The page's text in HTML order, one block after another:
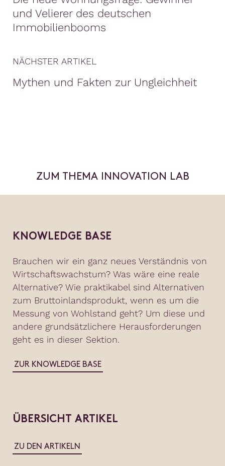
und Velierer des deutschen
Immobilienbooms
NÄCHSTER ARTIKEL
Mythen und Fakten zur Ungleichheit
ZUM THEMA INNOVATION LAB
KNOWLEDGE BASE
Brauchen wir ein ganz neues Verständnis von
Wirtschaftswachstum? Was wäre eine reale
Alternative? Wie praktikabel sind Alternativen
zum Bruttoinlandsprodukt, wenn es um die
Messung von Wohlstand geht? Um diese und
andere grundsätzlichere Herausforderungen
geht es in dieser Sektion.
ZUR KNOWLEDGE BASE
ÜBERSICHT ARTIKEL
ZU DEN ARTIKELN